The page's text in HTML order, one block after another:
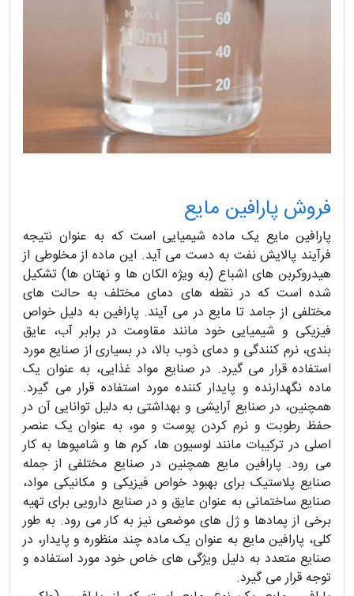
فروش پارافین مایع
پارافین مایع یک ماده شیمیایی است که به عنوان نتیجه
فرآیند پالایش نفت به دست می آید. این ماده از مخلوطی از
هیدروکربن های اشباع (به ویژه الکان ها و نهتان ها) تشکیل
شده است که در نقطه های دمای مختلف به حالت های
مختلفی از جامد تا مایع در می آیند. پارافین به دلیل خواص
فیزیکی و شیمیایی خود مانند مقاومت در برابر آب، عایق
بندی، نرم کنندگی و دمای ذوب بالا، در بسیاری از صنایع مورد
استفاده قرار می گیرد. در صنایع مواد غذایی، به عنوان یک
ماده نگهدارنده و پایدار کننده مورد استفاده قرار می گیرد.
همچنین، در صنایع آرایشی و بهداشتی به دلیل توانایی آن در
حفظ رطوبت و نرم کردن پوست و مو، به عنوان یک عنصر
اصلی در ترکیبات مانند لوسیون ها، کرم ها و شامپوها به کار
می رود. پارافین مایع همچنین در صنایع مختلفی از جمله
صنایع پلاستیک برای بهبود خواص فیزیکی و مکانیکی مواد،
صنایع ساختمانی به عنوان عایق و در صنایع دارویی برای تهیه
برخی از پمادها و ژل های موضعی نیز به کار می رود. به طور
کلی، پارافین مایع به عنوان یک ماده چند منظوره و پایدار، در
صنایع متعدد به دلیل ویژگی های خاص خود مورد استفاده و
توجه قرار می گیرد.